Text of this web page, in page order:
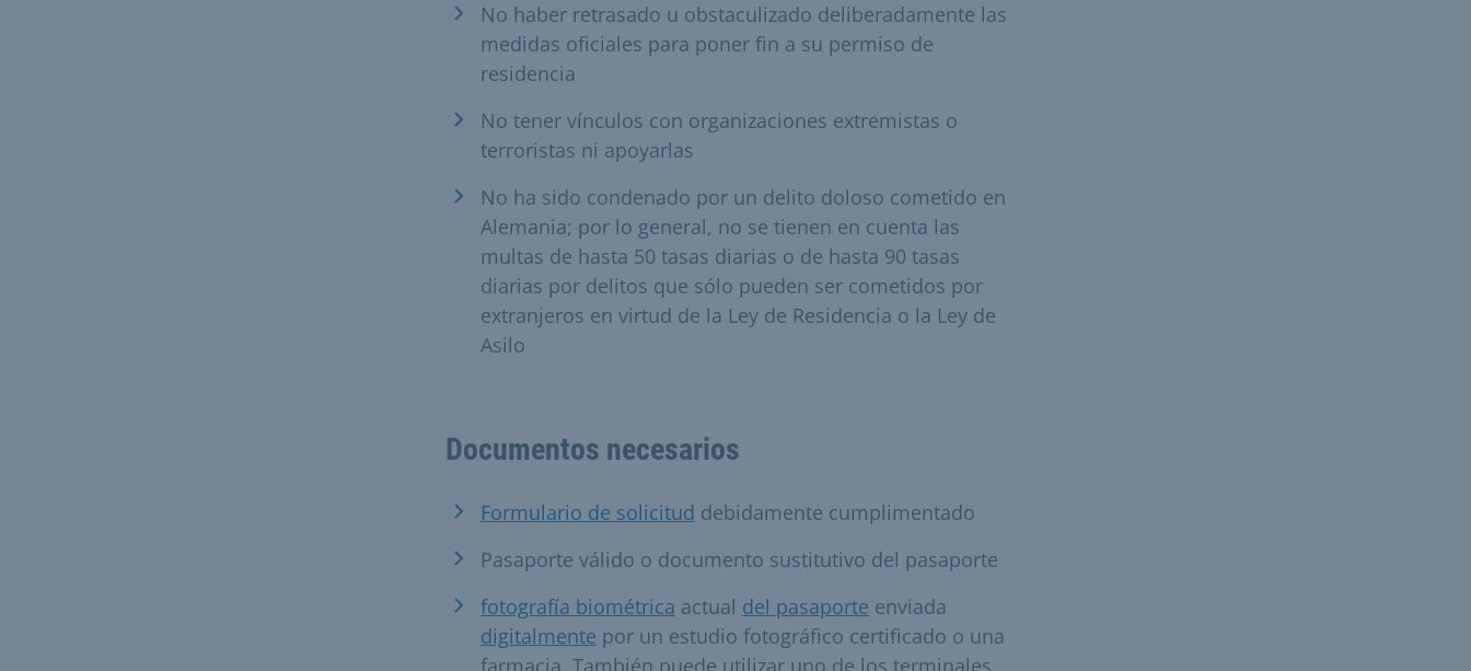
No haber retrasado u obstaculizado deliberadamente las
medidas oficiales para poner fin a su permiso de
residencia
No tener vínculos con organizaciones extremistas o
terroristas ni apoyarlas
No ha sido condenado por un delito doloso cometido en
Alemania; por lo general, no se tienen en cuenta las
multas de hasta 50 tasas diarias o de hasta 90 tasas
diarias por delitos que sólo pueden ser cometidos por
extranjeros en virtud de la Ley de Residencia o la Ley de
Asilo
Documentos necesarios
Formulario de solicitud debidamente cumplimentado
Pasaporte válido o documento sustitutivo del pasaporte
fotografía biométrica actual del pasaporte enviada
digitalmente por un estudio fotográfico certificado o una